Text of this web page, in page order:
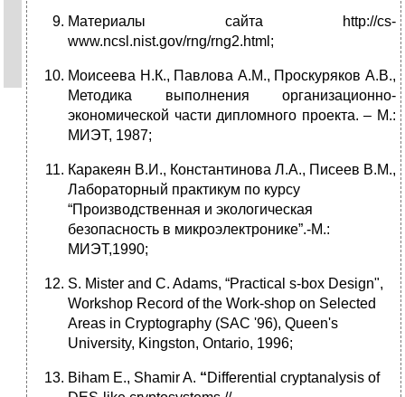
Материалы сайта http://cs-
www.ncsl.nist.gov/rng/rng2.html;
Моисеева Н.К., Павлова А.М., Проскуряков А.В.,
Методика выполнения организационно-
экономической части дипломного проекта. – М.:
МИЭТ, 1987;
Каракеян В.И., Константинова Л.А., Писеев В.М.,
Лабораторный практикум по курсу
“Производственная и экологическая
безопасность в микроэлектронике”.-М.:
МИЭТ,1990;
S. Mister and C. Adams, “Practical s-box Design",
Workshop Record of the Work-shop on Selected
Areas in Cryptography (SAC '96), Queen's
University, Kingston, Ontario, 1996;
Biham E., Shamir A. “Differential cryptanalysis of